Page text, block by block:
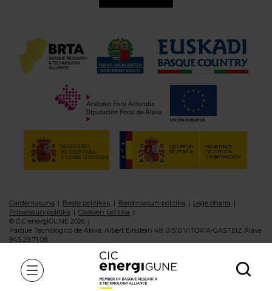
Gardentasuna Beste politikak Berdintasun-politika
Lege oharra
Pribatasun-politika
Cookien politika
© CIC energiGUNE 2026
Parque Tecnológico de Álava, Albert Einstein 48, 01510 VITORIA-GASTEIZ Álava
945 29 71 08